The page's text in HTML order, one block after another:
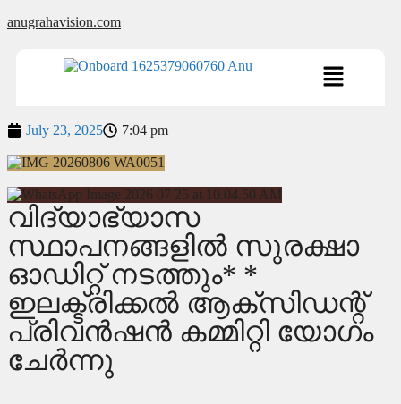
anugrahavision.com
July 23, 2025 7:04 pm
വിദ്യാഭ്യാസ
സ്ഥാപനങ്ങളില്‍ സുരക്ഷാ
ഓഡിറ്റ് നടത്തും* *
ഇലക്ട്രിക്കല്‍ ആക്‌സിഡന്റ്
പ്രിവന്‍ഷന്‍ കമ്മിറ്റി യോഗം
ചേര്‍ന്നു